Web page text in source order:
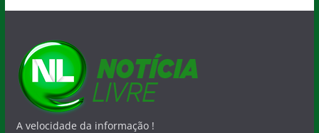
A velocidade da informação !